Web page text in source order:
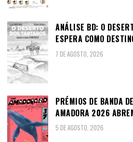
ANÁLISE BD: O
ESPERA COMO
7 DE AGOSTO, 2026
PRÉMIOS DE BANDA
AMADORA 2026
5 DE AGOSTO, 2026